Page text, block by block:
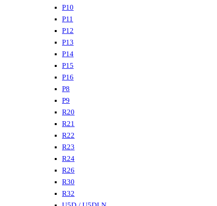
P10
P11
P12
P13
P14
P15
P16
P8
P9
R20
R21
R22
R23
R24
R26
R30
R32